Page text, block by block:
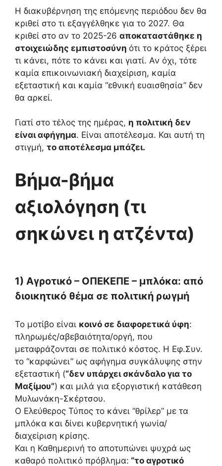
Η διακυβέρνηση της επόμενης περιόδου δεν θα
κριθεί στο τι εξαγγέλθηκε για το 2027. Θα
κριθεί στο αν το 2025-26 αποκαταστάθηκε η
στοιχειώδης εμπιστοσύνη ότι το κράτος ξέρει
τι κάνει, πότε το κάνει και γιατί. Αν όχι, τότε
καμία επικοινωνιακή διαχείριση, καμία
εξεταστική και καμία “εθνική ευαισθησία” δεν
θα αρκεί.
Γιατί στο τέλος της ημέρας, η πολιτική δεν
είναι αφήγημα. Είναι αποτέλεσμα. Και αυτή τη
στιγμή, το αποτέλεσμα μπάζει.
Βήμα-βήμα
αξιολόγηση (τι
σηκώνει η ατζέντα)
1) Αγροτικό – ΟΠΕΚΕΠΕ – μπλόκα: από
διοικητικό θέμα σε πολιτική ρωγμή
Το μοτίβο είναι κοινό σε διαφορετικά ύφη:
πληρωμές/αβεβαιότητα/οργή, που
μεταφράζονται σε πολιτικό κόστος. Η Εφ.Συν.
το “καρφώνει” ως αφήγημα συγκάλυψης στην
εξεταστική (“δεν υπάρχει σκάνδαλο για το
Μαξίμου”) και μιλά για εξοργιστική κατάθεση
Μυλωνάκη-Σκέρτσου.
Ο Ελεύθερος Τύπος το κάνει “θρίλερ” με τα
μπλόκα και δίνει κυβερνητική γωνία/
διαχείριση κρίσης.
Και η Καθημερινή το αποτυπώνει ψυχρά ως
καθαρό πολιτικό πρόβλημα: “το αγροτικό